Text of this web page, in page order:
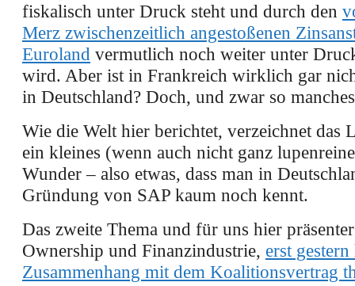
fiskalisch unter Druck steht und durch den
Merz zwischenzeitlich angestoßenen
Euroland vermutlich noch weiter unter
wird. Aber ist in Frankreich wirklich gar
in Deutschland? Doch, und zwar so
Wie die Welt hier berichtet, verzeichnet das
ein kleines (wenn auch nicht ganz
Wunder – also etwas, dass man in
Gründung von SAP kaum noch kennt.
Das zweite Thema und für uns hier
Ownership und Finanzindustrie, erst
Zusammenhang mit dem Koalitionsvertrag